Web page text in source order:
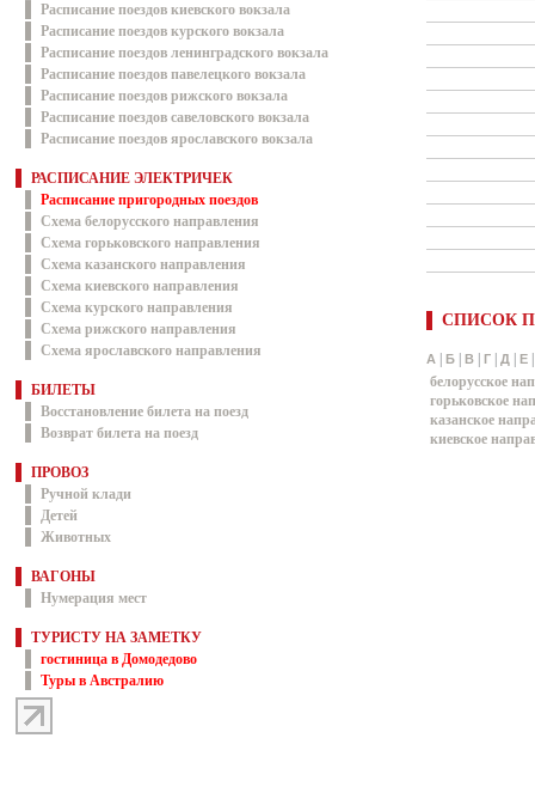
Расписание поездов киевского вокзала
Расписание поездов курского вокзала
Расписание поездов ленинградского вокзала
Расписание поездов павелецкого вокзала
Расписание поездов рижского вокзала
Расписание поездов савеловского вокзала
Расписание поездов ярославского вокзала
РАСПИСАНИЕ ЭЛЕКТРИЧЕК
Расписание пригородных поездов
Схема белорусского направления
Схема горьковского направления
Схема казанского направления
Схема киевского направления
Схема курского направления
Схема рижского направления
Схема ярославского направления
БИЛЕТЫ
Восстановление билета на поезд
Возврат билета на поезд
ПРОВОЗ
Ручной клади
Детей
Животных
ВАГОНЫ
Нумерация мест
ТУРИСТУ НА ЗАМЕТКУ
гостиница в Домодедово
Туры в Австралию
СПИСОК
А Б В Г Д Е
белорусское
горьковское
казанское
киевское